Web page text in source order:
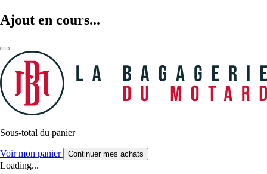
Ajout en cours...
Sous-total du panier
Voir mon panier Continuer mes achats
Loading...